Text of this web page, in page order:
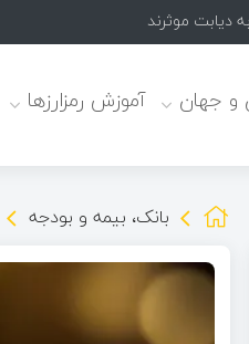
و جهان آموزش رمزارزها
بانک، بیمه و بودجه